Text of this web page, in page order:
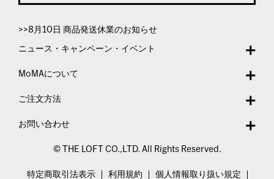
>>8月10日 商品発送休業のお知らせ
ニュース・キャンペーン・イベント
MoMAについて
ご注文方法
お問い合わせ
© THE LOFT CO.,LTD. All Rights Reserved.
特定商取引法表示 利用規約 個人情報取り扱い規定